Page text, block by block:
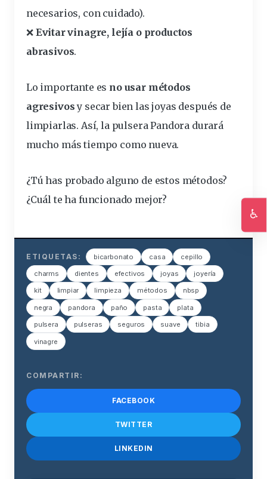
necesarios, con cuidado).
❌ Evitar vinagre, lejía o productos
abrasivos.
Lo importante es no usar métodos
agresivosy secar bien las joyas después de
limpiarlas. Así, la pulsera Pandora durará
mucho más tiempo como nueva.
¿Tú has probado alguno de estos métodos?
¿Cuál te ha funcionado mejor?
ETIQUETAS: bicarbonato casa cepillo
charms dientes efectivos joyas joyería
kit limpiar limpieza métodos nbsp
negra pandora paño pasta plata
pulsera pulseras seguros suave tibia
vinagre
COMPARTIR:
FACEBOOK
TWITTER
LINKEDIN
♿